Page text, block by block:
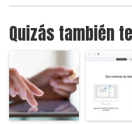
Quizás también